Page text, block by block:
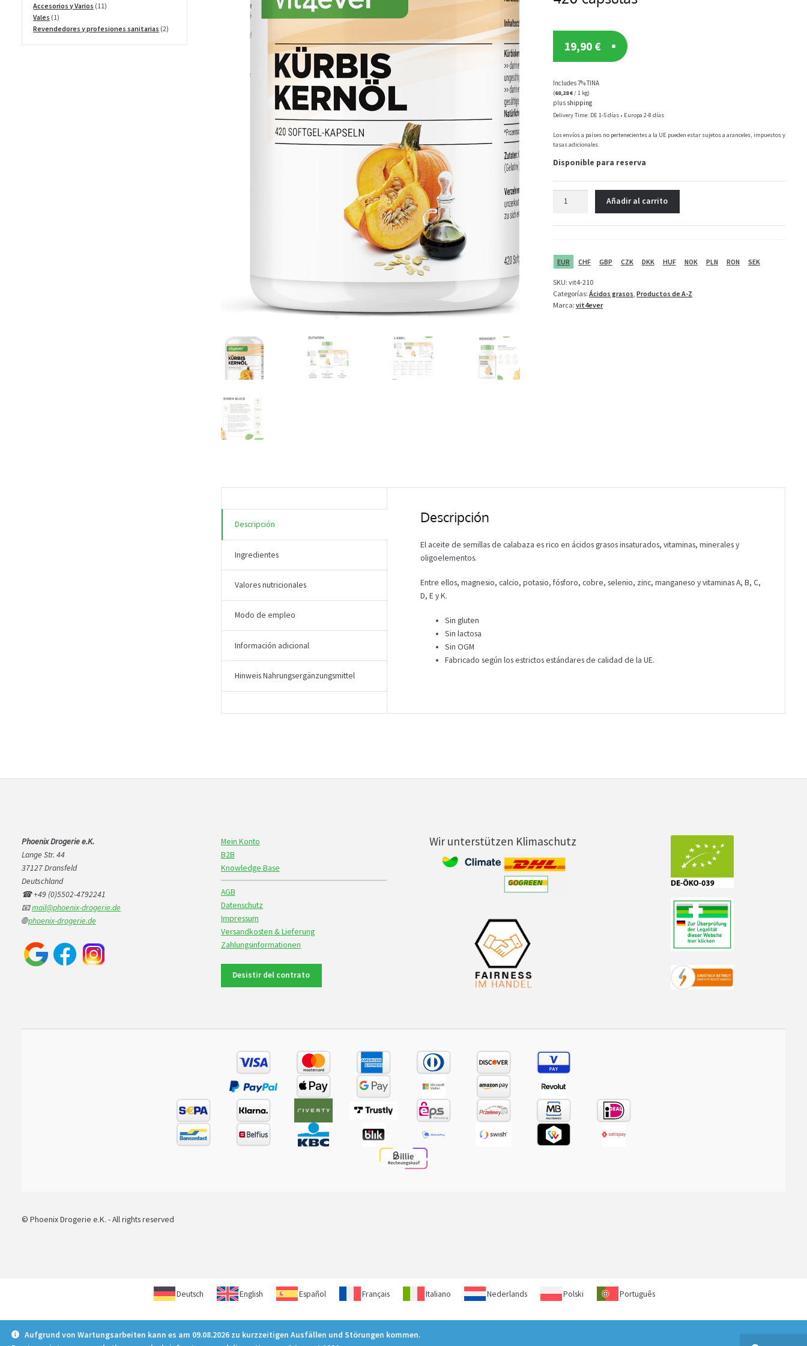
Aufgrund von Wartungsarbeiten kann es am 09.08.2026 zu kurzzeitigen Ausfällen und Störungen kommen.
19,90 €
Includes 7% TINA
(68,28€/ 1 kg)
plus shipping
Delivery Time: DE 1-5 días • Europa 2-8 días
Los envíos a países no pertenecientes a la UE pueden estar sujetos a aranceles, impuestos y
tasas adicionales.
Disponible para reserva
calabaza
420
cápsulas
Añadir al carrito
EUR CHF GBP CZK DKK HUF NOK PLN RON SEK
SKU: vit4-210
Categorías: Ácidos grasos, Productos de A-Z
Marca: vit4ever
Descripción
Ingredientes
Valores nutricionales
Modo de empleo
Información adicional
Hinweis Nahrungsergänzungsmittel
Descripción
El aceite de semillas de calabaza es rico en ácidos grasos insaturados, vitaminas, minerales y
oligoelementos.
Entre ellos, magnesio, calcio, potasio, fósforo, cobre, selenio, zinc, manganeso y vitaminas A, B, C,
D, E y K.
Sin gluten
Sin lactosa
Sin OGM
Fabricado según los estrictos estándares de calidad de la UE.
productos
Accesorios y Varios 1111
Vales 11
producto
Revendedores y profesiones sanitarias 22
Phoenix Drogerie e.K.
Lange Str. 44
37127 Dransfeld
Deutschland
☎ +49 (0)5502-4792241
📧mail@phoenix-drogerie.de
🌐phoenix-drogerie.de
Mein Konto
B2B
Knowledge Base
AGB
Datenschutz
Impressum
Versandkosten & Lieferung
Zahlungsinformationen
Desistir del contrato
Wir unterstützen Klimaschutz
© Phoenix Drogerie e.K. - All rights reserved
Deutsch English Español Français Italiano Nederlands Polski Português